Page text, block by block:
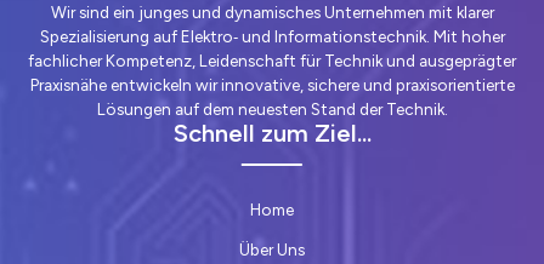
Wir sind ein junges und dynamisches Unternehmen mit klarer
Spezialisierung auf Elektro‑ und Informationstechnik. Mit hoher
fachlicher Kompetenz, Leidenschaft für Technik und ausgeprägter
Praxisnähe entwickeln wir innovative, sichere und praxisorientierte
Lösungen auf dem neuesten Stand der Technik.
Schnell zum Ziel...
Home
Über Uns